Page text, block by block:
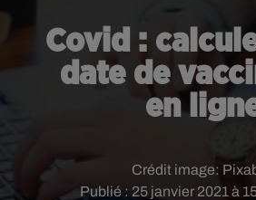
Covid :
date de
en
Publié : 25 janvier 2021 à
Crédit image: